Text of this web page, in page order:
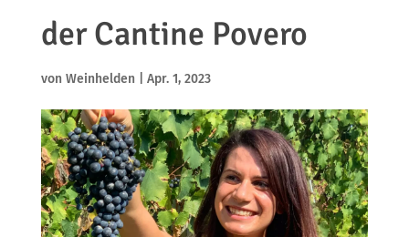
der Cantine Povero
von Weinhelden Apr. 1, 2023